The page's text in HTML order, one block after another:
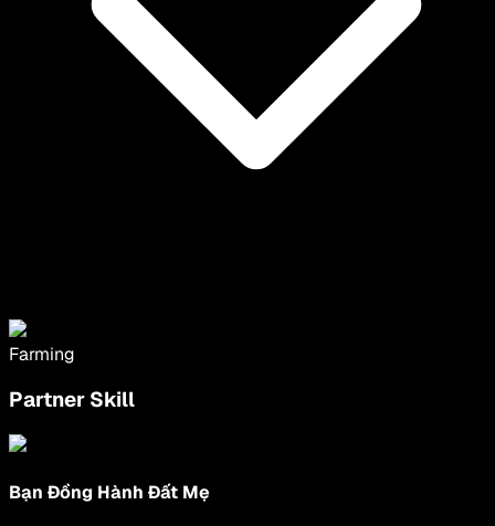
Farming
Partner Skill
Bạn Đồng Hành Đất Mẹ